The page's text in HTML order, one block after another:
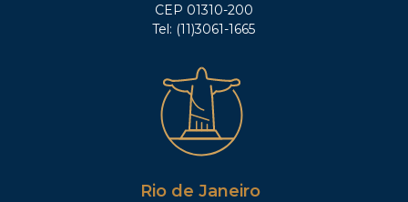
CEP 01310-200
Tel: (11)3061-1665
Rio de Janeiro